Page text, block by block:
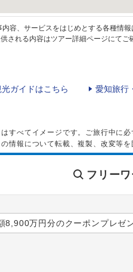
容、サービスをはじめとする各種情
される内容はツアー詳細ページにてご
ガイドはこちら 愛知旅行
すべてイメージです。ご旅行中に
情報について転載、複製、改変等を
フリー
8,900万円分のクーポンプレゼ